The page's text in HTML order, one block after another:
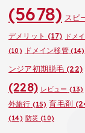
(5678) スピ
デメリット (17) ドメ
(10)
ドメイン移管(14)
ンジア初期脱毛 (22)
(228) レビュー (13)
外旅行 (15) 育毛剤
(14) 防災 (10)